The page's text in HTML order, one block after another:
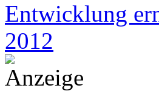
Entwicklung
2012
Anzeige